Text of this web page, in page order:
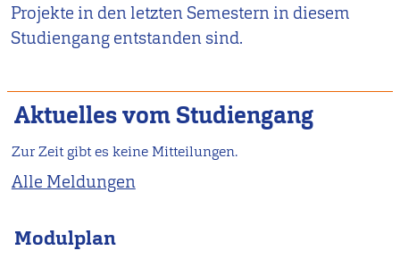
Projekte in den letzten Semestern in diesem
Studiengang entstanden sind.
Aktuelles vom Studiengang
Zur Zeit gibt es keine Mitteilungen.
Alle Meldungen
Modulplan